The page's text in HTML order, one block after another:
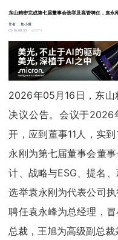
东山精密完成第七届董事会选举及高管聘任，袁永
作者：集小微
05-16 08:35
7373
2026年05月16日，东山
决议公告。会议于2026
开，应到董事11人，实
永刚为第七届董事会董
计、战略与ESG、提名
选举袁永刚为代表公司
聘任袁永峰为总经理，
总裁，王旭为高级副总